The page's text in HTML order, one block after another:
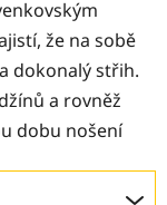
že na sobě
dokonalý střih.
a rovněž
dobu nošení